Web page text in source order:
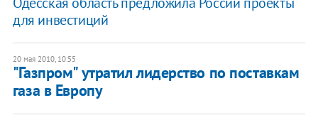
для инвестиций
20 мая 2010, 10:55
"Газпром" утратил лидерство по поставкам
газа в Европу